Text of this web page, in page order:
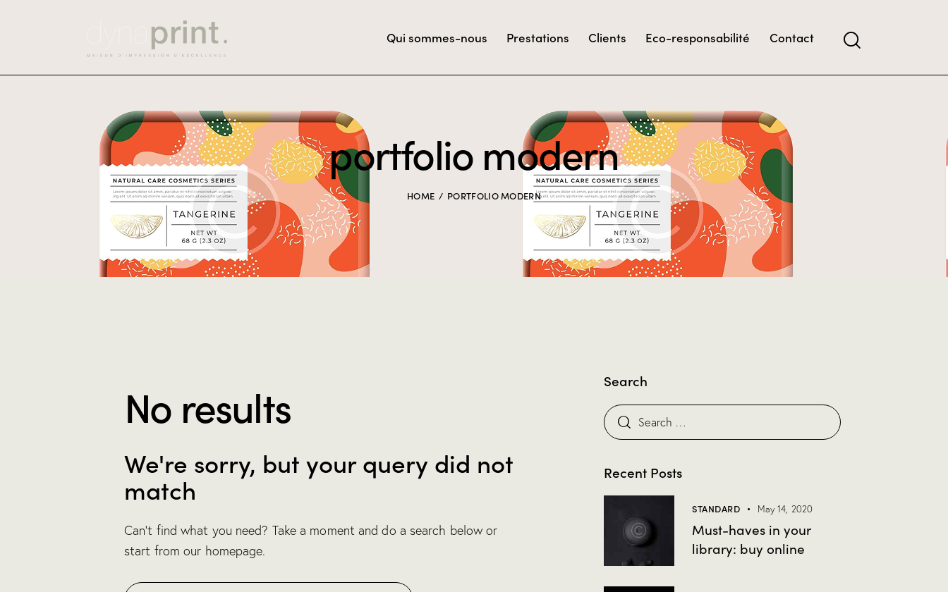
Qui sommes-nous Prestations Clients Eco-responsabilité Contact
portfolio modern
HOME PORTFOLIO MODERN
No results
We're sorry, but your query did not
match
Can't find what you need? Take a moment and do a search below or
start fromour homepage.
Search
Recent Posts
STANDARD May 14, 2020
Must-haves in your
library: buy online